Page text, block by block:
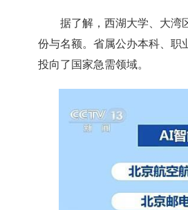
据了解，西湖大学、大湾
份与名额。省属公办本科、职
投向了国家急需领域。